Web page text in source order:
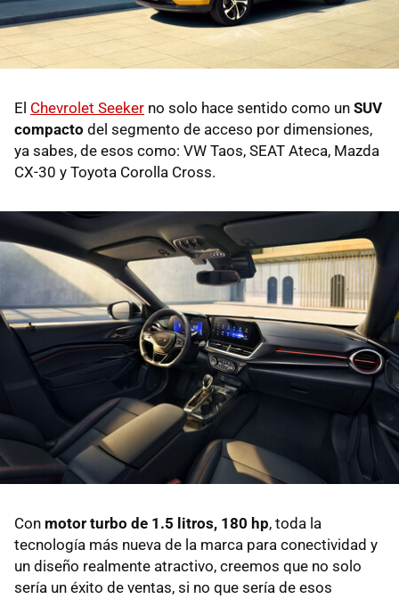
El Chevrolet Seeker no solo hace sentido como un SUV
compacto del segmento de acceso por dimensiones,
ya sabes, de esos como: VW Taos, SEAT Ateca, Mazda
CX-30 y Toyota Corolla Cross.
Con motor turbo de 1.5 litros, 180 hp, toda la
tecnología más nueva de la marca para conectividad y
un diseño realmente atractivo, creemos que no solo
sería un éxito de ventas, si no que sería de esos